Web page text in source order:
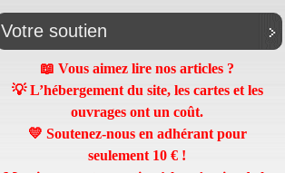
Votre soutien
📖 Vous aimez lire nos articles ?
💡 L’hébergement du site, les cartes et les
ouvrages ont un coût.
💛 Soutenez-nous en adhérant pour
seulement 10 € !